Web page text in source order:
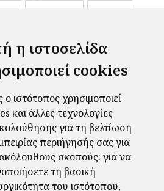
η ιστοσελίδα
cookies
ο ιστότοπος χρησιμοποιεί
και άλλες τεχνολογίες
για τη βελτίωση
περιήγησής σας για
σκοπούς: για να
τη βασική
του ιστότοπου,
τόρες φίλαθλοι
φρανκ ντε μπουρ
χαβίτο
χάρι πότερ